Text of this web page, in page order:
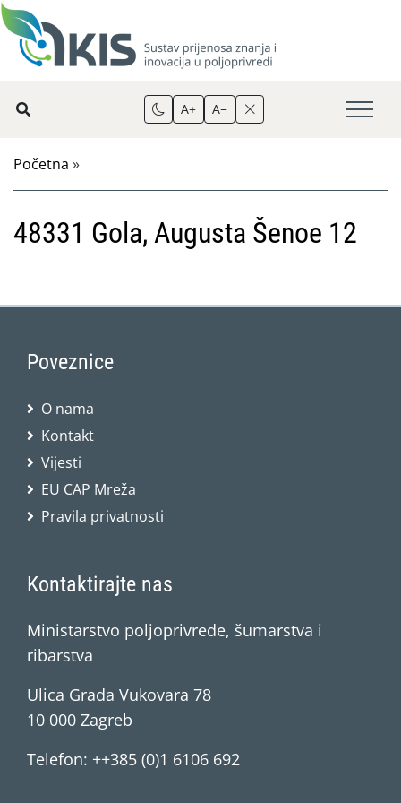
A+ A−
Početna »
48331 Gola, Augusta Šenoe 12
Poveznice
O nama
Kontakt
Vijesti
EU CAP Mreža
Pravila privatnosti
Kontaktirajte nas
Ministarstvo poljoprivrede, šumarstva i
ribarstva
Ulica Grada Vukovara 78
10 000 Zagreb
Telefon: ++385 (0)1 6106 692